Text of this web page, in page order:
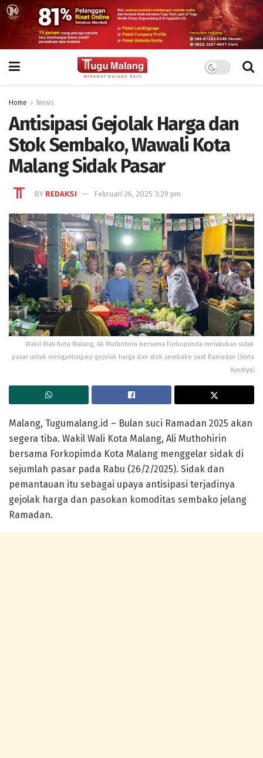
Home News
Antisipasi Gejolak Harga dan
Stok Sembako, Wawali Kota
Malang Sidak Pasar
BY REDAKSI Februari 26, 2025 3:29 pm
Wakil Wali Kota Malang, Ali Muthohirin bersama Forkopimda melakukan sidak
pasar untuk mengantisipasi gejolak harga dan stok sembako saat Ramadan (Sinta
Ayudiya)
Malang, Tugumalang.id – Bulan suci Ramadan 2025 akan
segera tiba. Wakil Wali Kota Malang, Ali Muthohirin
bersama Forkopimda Kota Malang menggelar sidak di
sejumlah pasar pada Rabu (26/2/2025). Sidak dan
pemantauan itu sebagai upaya antisipasi terjadinya
gejolak harga dan pasokan komoditas sembako jelang
Ramadan.